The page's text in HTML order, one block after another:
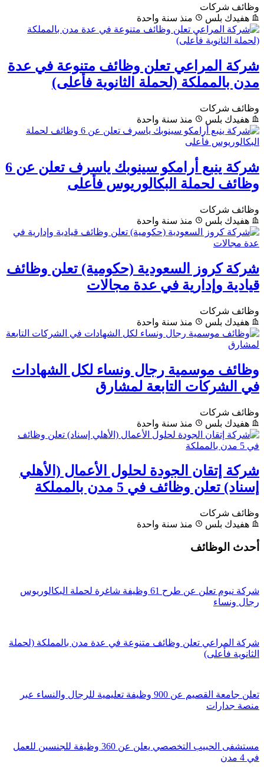
وظائف شركات
هفيدك بلس
منذ سنة واحدة
شركة المراعي تعلن وظائف متنوعة في عدة
مدن بالمملكة (لحملة الثانوية فأعلى)
وظائف شركات
هفيدك بلس
منذ سنة واحدة
شركة ينبع أرامكو سينوبك ياسرف تعلن عن 6
وظائف لحملة البكالوريوس فأعلى
وظائف شركات
هفيدك بلس
منذ سنة واحدة
شركة كروز السعودية (حكومية) تعلن وظائف
قيادية وإدارية في عدة مجالات
وظائف شركات
هفيدك بلس
منذ سنة واحدة
وظائف موسمية رجال ونساء لكل الشهادات
في الشركات التابعة لمشارق
وظائف شركات
هفيدك بلس
منذ سنة واحدة
شركة إتقان الجودة لحلول الأعمال (الأهلي
إسناد) تعلن وظائف في 5 مدن بالمملكة
وظائف شركات
هفيدك بلس
منذ سنة واحدة
أحدث الوظائف
شركة نيوم تعلن عن طرح 61 وظيفة شاغرة لحملة البكالوريوس
رجال ونساء
شركة المراعي تعلن وظائف متنوعة في عدة مدن بالمملكة (لحملة
الثانوية فأعلى)
تعلن جامعة القصيم عن 900 وظيفة تعليمية للرجال والنساء عبر
منصة جدارات
مستشفى الحبيب التخصصي يعلن عن 360 وظيفة للجنسين للعمل
في 4 مدن